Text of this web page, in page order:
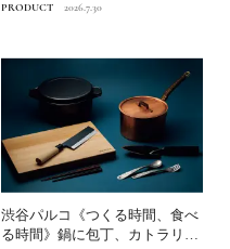
PRODUCT 2026.7.30
渋谷パルコ《つくる時間、食べ
る時間》鍋に包丁、カトラリ